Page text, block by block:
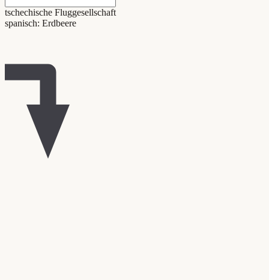
tschechische Fluggesellschaft
spanisch: Erdbeere